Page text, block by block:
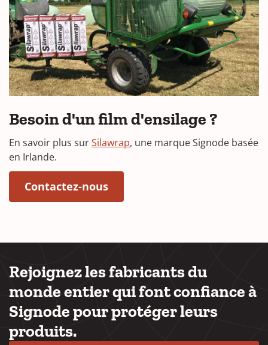
Besoin d'un film d'ensilage ?
En savoir plus surSilawrap, une marque Signode basée
en Irlande.
Contactez-nous(Opens in a new window)
Rejoignez les fabricants du
monde entier qui font confiance à
Signode pour protéger leurs
produits.